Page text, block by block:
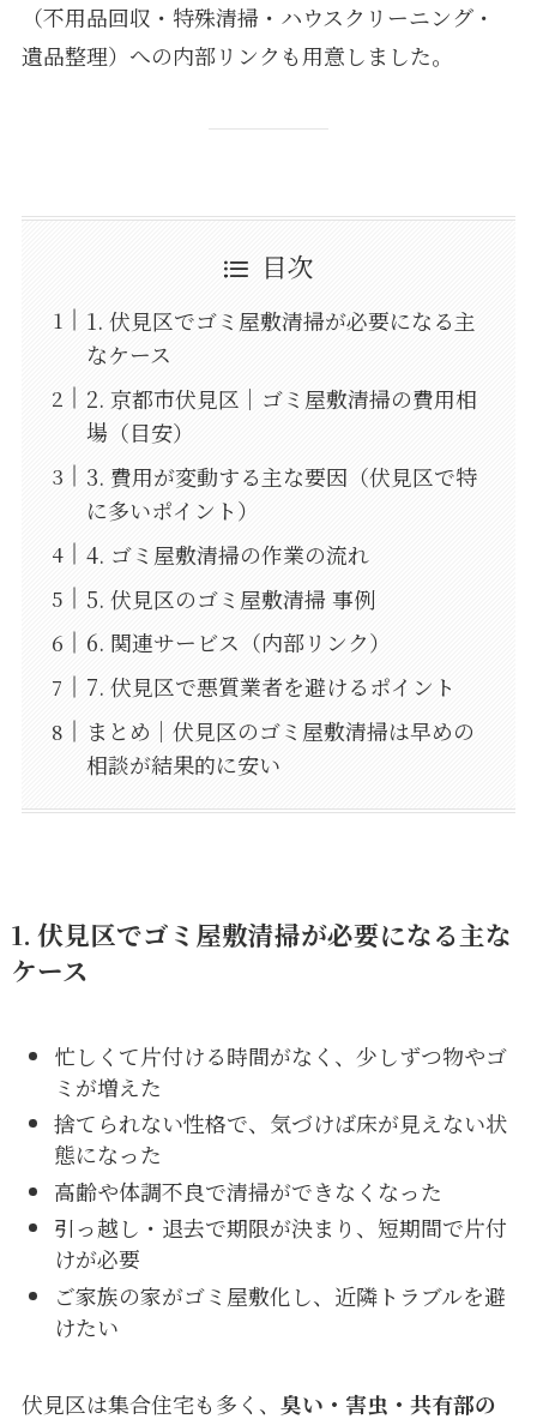
（不用品回収・特殊清掃・ハウスクリーニング・
遺品整理）への内部リンクも用意しました。
目次
1. 伏見区でゴミ屋敷清掃が必要になる主
なケース
2. 京都市伏見区｜ゴミ屋敷清掃の費用相
場（目安）
3. 費用が変動する主な要因（伏見区で特
に多いポイント）
4. ゴミ屋敷清掃の作業の流れ
5. 伏見区のゴミ屋敷清掃 事例
6. 関連サービス（内部リンク）
7. 伏見区で悪質業者を避けるポイント
まとめ｜伏見区のゴミ屋敷清掃は早めの
相談が結果的に安い
1. 伏見区でゴミ屋敷清掃が必要になる主な
ケース
忙しくて片付ける時間がなく、少しずつ物やゴ
ミが増えた
捨てられない性格で、気づけば床が見えない状
態になった
高齢や体調不良で清掃ができなくなった
引っ越し・退去で期限が決まり、短期間で片付
けが必要
ご家族の家がゴミ屋敷化し、近隣トラブルを避
けたい
伏見区は集合住宅も多く、 臭い・害虫・共有部の